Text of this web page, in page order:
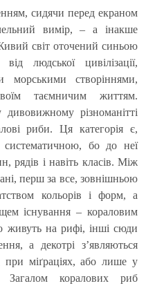
сидячи перед екраном
вимір, – а інакше
світ оточений синьою
людської цивілізації,
морськими створіннями,
таємничим життям.
різноманітті
риби. Ця категорія є,
бо до неї
рядів і навіть класів. Між
перш за все, зовнішньою
кольорів і форм, а
існування – кораловим
живуть на рифі, інші сюди
а декотрі з’являються
міґраціях, або лише у
Загалом коралових риб